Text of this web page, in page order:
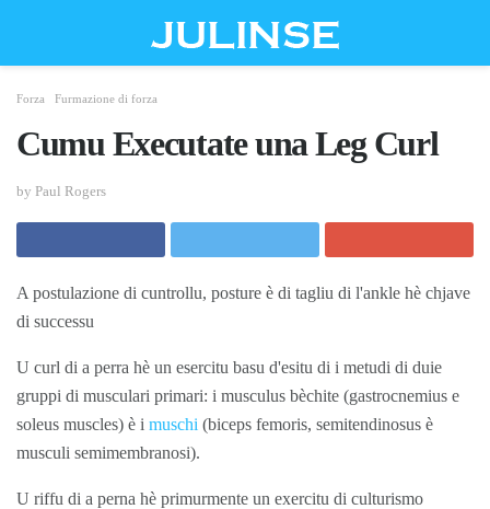
Forza Furmazione di forza
Cumu Executate una Leg Curl
by Paul Rogers
A postulazione di cuntrollu, posture è di tagliu di l'ankle hè chjave
di successu
U curl di a perra hè un esercitu basu d'esitu di i metudi di duie
gruppi di musculari primari: i musculus bèchite (gastrocnemius e
soleus muscles) è i muschi (biceps femoris, semitendinosus è
musculi semimembranosi).
U riffu di a perna hè primurmente un exercitu di culturismo